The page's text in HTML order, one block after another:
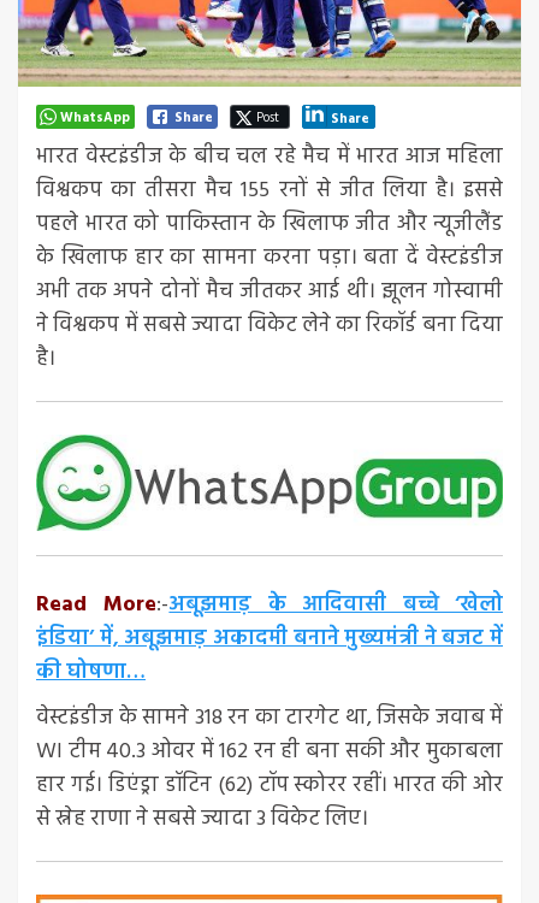
WhatsApp Share Post Share
भारत वेस्टइंडीज के बीच चल रहे मैच में भारत आज महिला
विश्वकप का तीसरा मैच 155 रनों से जीत लिया है। इससे
पहले भारत को पाकिस्तान के खिलाफ जीत और न्यूजीलैंड
के खिलाफ हार का सामना करना पड़ा। बता दें वेस्टइंडीज
अभी तक अपने दोनों मैच जीतकर आई थी। झूलन गोस्वामी
ने विश्वकप में सबसे ज्यादा विकेट लेने का रिकॉर्ड बना दिया
है।
Read More:-अबूझमाड़ के आदिवासी बच्चे ‘खेलो
इंडिया’ में, अबूझमाड़ अकादमी बनाने मुख्यमंत्री ने बजट में
की घोषणा…
वेस्टइंडीज के सामने 318 रन का टारगेट था, जिसके जवाब में
WI टीम 40.3 ओवर में 162 रन ही बना सकी और मुकाबला
हार गई। डिएंड्रा डॉटिन (62) टॉप स्कोरर रहीं। भारत की ओर
से स्नेह राणा ने सबसे ज्यादा 3 विकेट लिए।